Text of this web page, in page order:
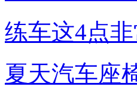
练车这4点
夏天汽车座